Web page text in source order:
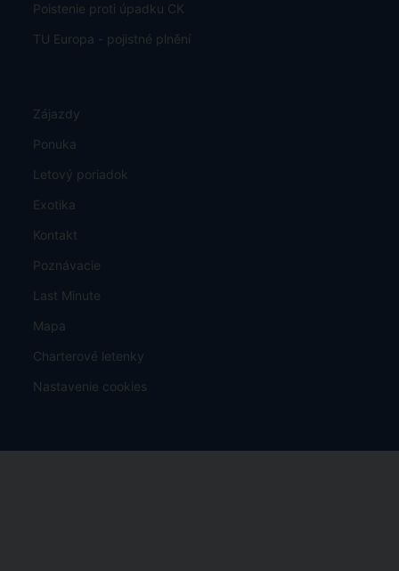
Poistenie proti úpadku CK
TU Europa - pojistné plnění
Zájazdy
Ponuka
Letový poriadok
Exotika
Kontakt
Poznávacie
Last Minute
Mapa
Charterové letenky
Nastavenie cookies